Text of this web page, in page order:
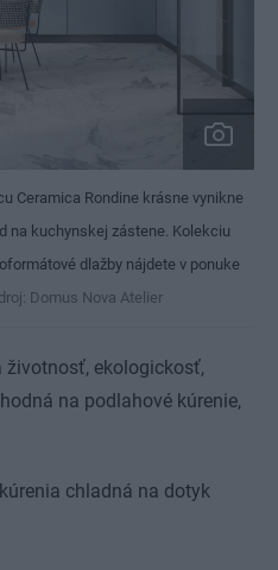
Ceramica Rondine krásne vynikne
na kuchynskej zástene. Kolekciu
dlažby nájdete v ponuke
Domus Nova Atelier
životnosť, ekologickosť,
na podlahové kúrenie,
chladná na dotyk